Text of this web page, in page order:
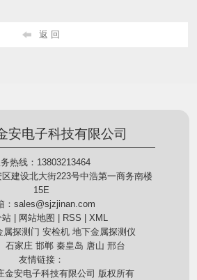
返 回
安电子科技有限公司
热线：13803213464
建设北大街223号中浩第一商务南楼
15E
： sales@sjzjinan.com
站| 网站地图 RSS
XML
属探测门 安检机 地下金属探测仪
石家庄 邯郸 秦皇岛 唐山 邢台
友情链接：
金安电子科技有限公司 版权所有